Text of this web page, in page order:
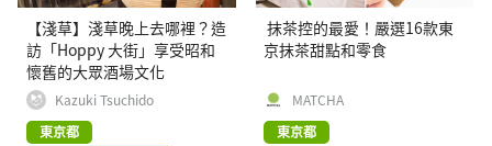
【淺草】淺草晚上去哪裡？造
訪「Hoppy 大街」享受昭和
懷舊的大眾酒場文化
Kazuki Tsuchido
東京都
抹茶控的最愛！嚴選16款東
京抹茶甜點和零食
MATCHA
東京都